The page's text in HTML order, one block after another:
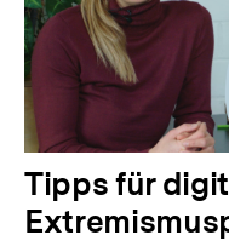
Tipps für